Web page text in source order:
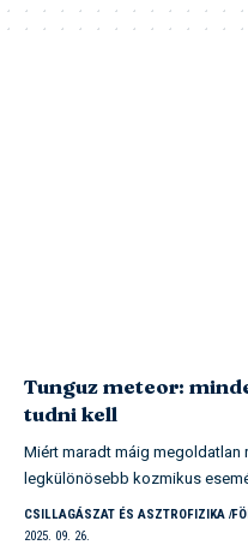
Tunguz meteor:
tudni kell
Miért maradt máig megoldatlan
legkülönösebb kozmikus
CSILLAGÁSZAT ÉS ASZTROFIZIKA
2025. 09. 26.